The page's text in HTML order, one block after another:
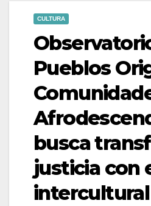
CULTURA
Pueblos
busca
justicia con
intercultural